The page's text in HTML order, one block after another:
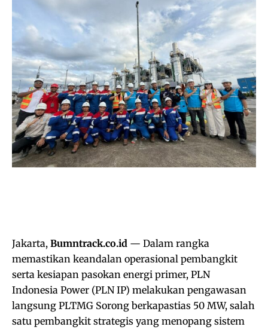
Jakarta, Bumntrack.co.id — Dalam rangka
memastikan keandalan operasional pembangkit
serta kesiapan pasokan energi primer, PLN
Indonesia Power (PLN IP) melakukan pengawasan
langsung PLTMG Sorong berkapastias 50 MW, salah
satu pembangkit strategis yang menopang sistem